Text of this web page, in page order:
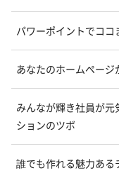
パワーポイントでコ
あなたのホームページ
みんなが輝き社員が
ションのツボ
誰でも作れる魅力ある